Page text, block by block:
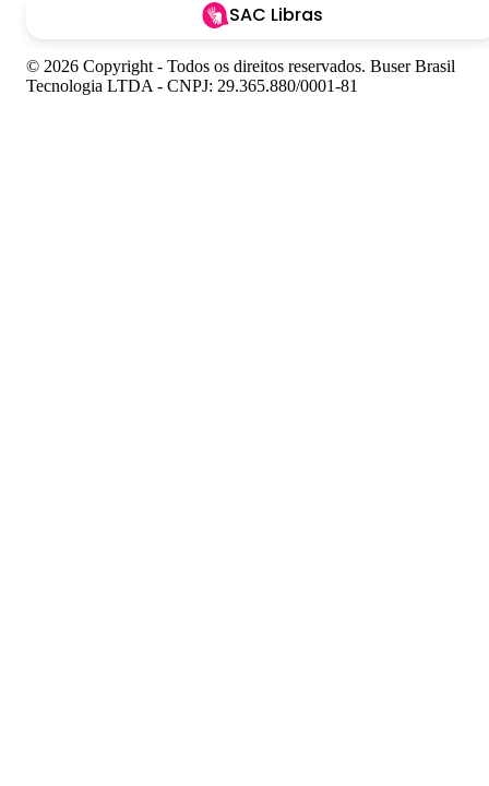
SAC Libras
© 2026 Copyright - Todos os direitos reservados. Buser Brasil
Tecnologia LTDA - CNPJ: 29.365.880/0001-81